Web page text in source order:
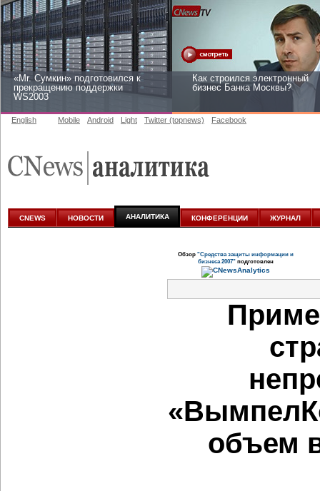
«Mr. Сумкин» подготовился к
прекращению поддержки
WS2003
Как строился электронный
бизнес Банка Москвы?
аналитике
English Mobile Android Light Twitter (topnews) Facebook
CNEWS НОВОСТИ АНАЛИТИКА КОНФЕРЕНЦИИ ЖУРНАЛ
Обзор "Средства защиты информации и
бизнеса 2007"подготовлен
объем